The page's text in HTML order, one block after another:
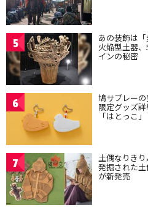
5 あの装飾は
火焔型土器
インの秘密
6 鳩サブレーの
限定グッズ
「はとっこ」
7 土偶なりき
発掘された
が新発売